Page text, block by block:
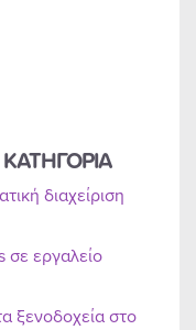
διαχείριση
σε εργαλείο
ξενοδοχεία στο